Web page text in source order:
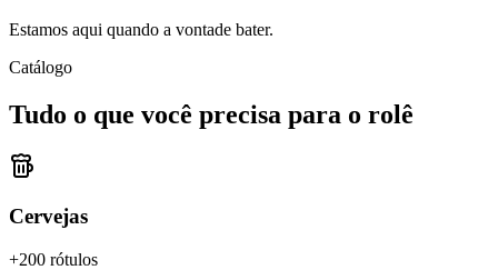
Estamos aqui quando a vontade bater.
Catálogo
Tudo o que você precisa para o rolê
Cervejas
+200 rótulos